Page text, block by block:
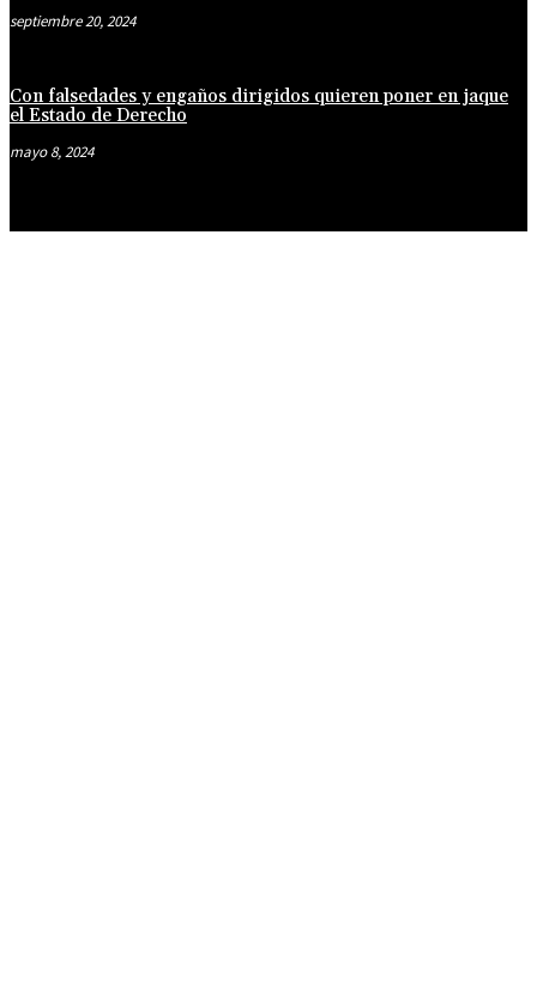
septiembre 20, 2024
Con falsedades y engaños dirigidos quieren poner en jaque
el Estado de Derecho
mayo 8, 2024